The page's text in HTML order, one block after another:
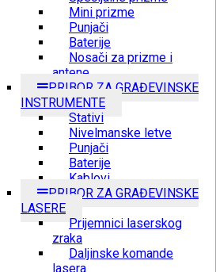
Mini prizme
Punjači
Baterije
Nosači za prizme i
antene
PRIBOR ZA GRAĐEVINSKE
INSTRUMENTE
Stativi
Nivelmanske letve
Punjači
Baterije
Kablovi
PRIBOR ZA GRAĐEVINSKE
LASERE
Prijemnici laserskog
zraka
Daljinske komande
lasera